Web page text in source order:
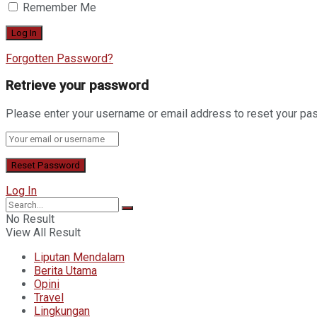
Remember Me
Forgotten Password?
Retrieve your password
Please enter your username or email address to reset your
Log In
No Result
View All Result
Liputan Mendalam
Berita Utama
Opini
Travel
Lingkungan